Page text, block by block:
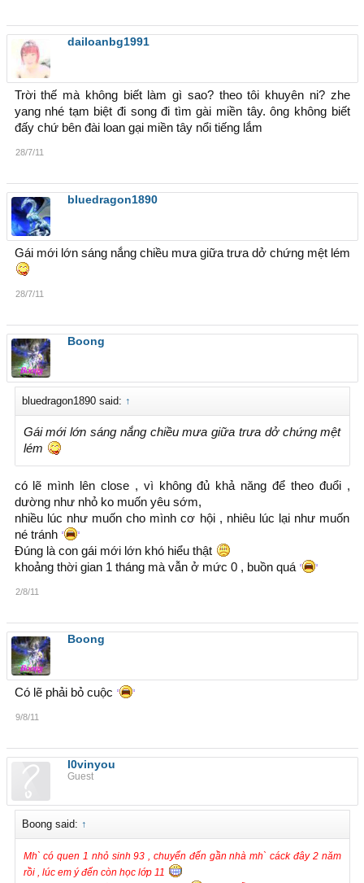
dailoanbg1991
Trời thế mà không biết làm gì sao? theo tôi khuyên ni? zhe
yang nhé tạm biệt đi song đi tìm gài miền tây. ông không biết
đấy chứ bên đài loan gại miền tây nổi tiếng lắm
28/7/11
bluedragon1890
Gái mới lớn sáng nắng chiều mưa giữa trưa dở chứng mệt lém
28/7/11
Boong
bluedragon1890 said: ↑
Gái mới lớn sáng nắng chiều mưa giữa trưa dở chứng mệt
lém
có lẽ mình lên close , vì không đủ khả năng để theo đuổi ,
dường như nhỏ ko muốn yêu sớm,
nhiều lúc như muốn cho mình cơ hội , nhiêu lúc lại như muốn
né tránh
Đúng là con gái mới lớn khó hiểu thật
khoảng thời gian 1 tháng mà vẫn ở mức 0 , buồn quá
2/8/11
Boong
Có lẽ phải bỏ cuộc
9/8/11
l0vinyou
Guest
Boong said: ↑
Mh` có quen 1 nhỏ sinh 93 , chuyển đến gần nhà mh` cáck đây 2 năm
rồi , lúc em ý đến còn học lớp 11